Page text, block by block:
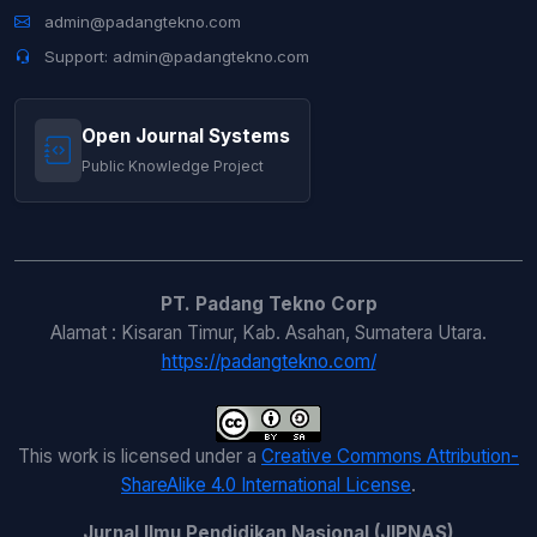
(2026): JIPNAS - Agustus
Julham Hukom,
Efektivitas Multimedia
Interaktif Terhadap Kemampuan Menulis
Bahasa Arb: Studi Meta-Analisis
Ilmu Pendidikan Nasional (JIPNAS): Vol. 2
No. 3 (2024): JIPNAS - Desember
Nasional (JIPNAS): Vol. 2 No. 1 (2024):
JIPNAS - April
admin@padangtekno.com
Support: admin@padangtekno.com
Open Journal Systems
Public Knowledge Project
PT. Padang Tekno Corp
Alamat : Kisaran Timur, Kab. Asahan, Sumatera Utara.
https://padangtekno.com/
This work is licensed under a Creative Commons Attribution-
ShareAlike 4.0 International License.